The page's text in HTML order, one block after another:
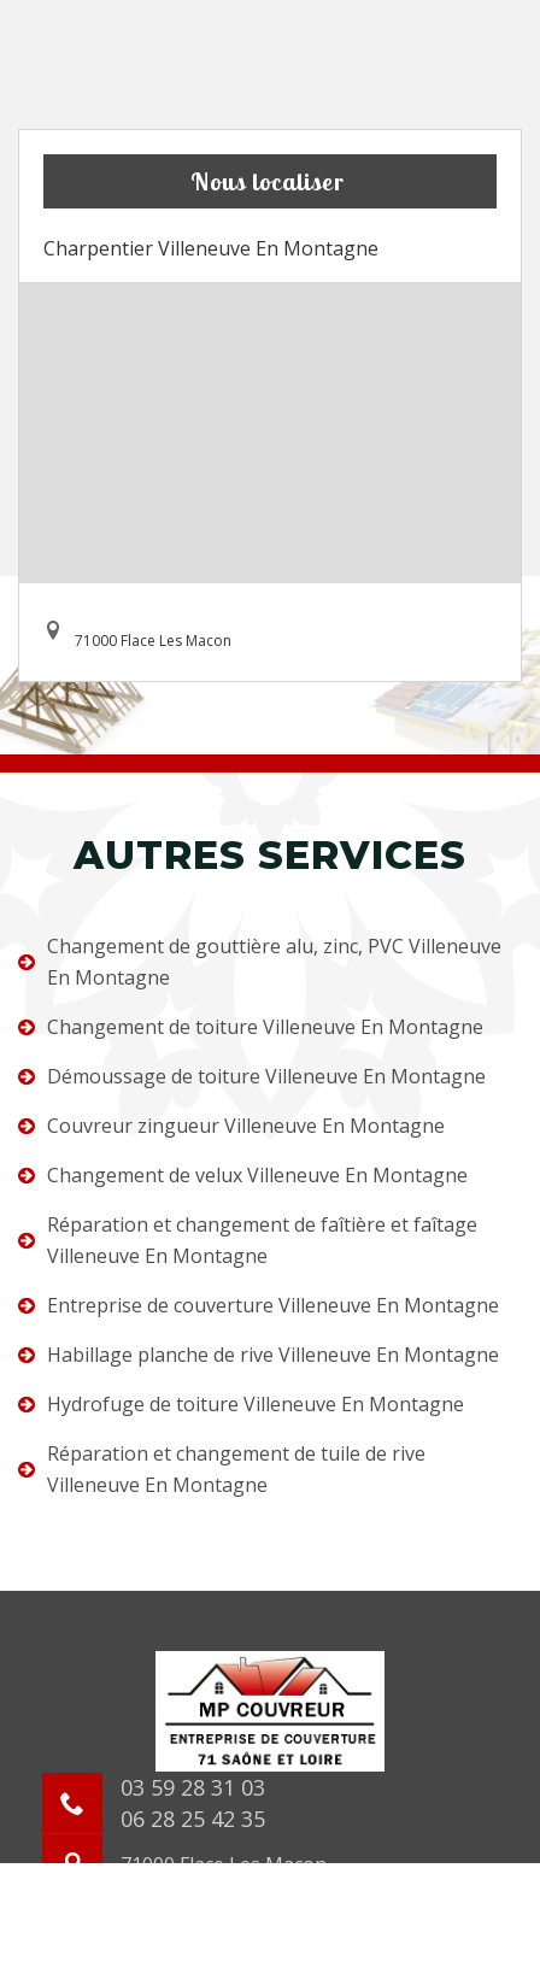
Nous localiser
Charpentier Villeneuve En Montagne
71000 Flace Les Macon
AUTRES SERVICES
Changement de gouttière alu, zinc, PVC Villeneuve
En Montagne
Changement de toiture Villeneuve En Montagne
Démoussage de toiture Villeneuve En Montagne
Couvreur zingueur Villeneuve En Montagne
Changement de velux Villeneuve En Montagne
Réparation et changement de faîtière et faîtage
Villeneuve En Montagne
Entreprise de couverture Villeneuve En Montagne
Habillage planche de rive Villeneuve En Montagne
Hydrofuge de toiture Villeneuve En Montagne
Réparation et changement de tuile de rive
Villeneuve En Montagne
03 59 28 31 03
06 28 25 42 35
71000 Flace Les Macon